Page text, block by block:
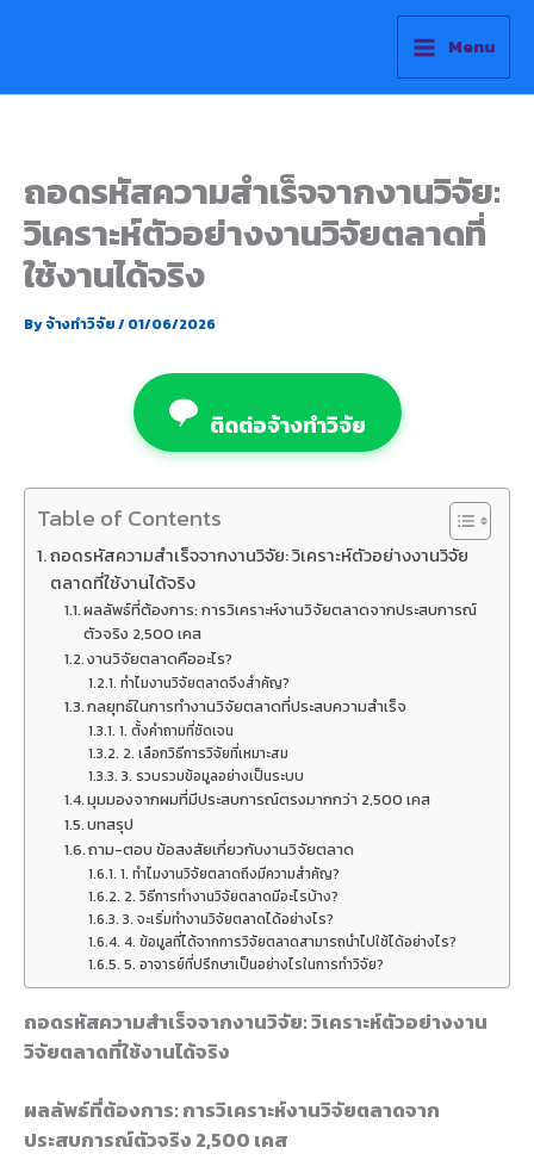
Menu
ถอดรหัสความสำเร็จจากงานวิจัย:
วิเคราะห์ตัวอย่างงานวิจัยตลาดที่
ใช้งานได้จริง
Byจ้างทำวิจัย/01/06/2026
ติดต่อจ้างทำวิจัย
Table of Contents
ถอดรหัสความสำเร็จจากงานวิจัย: วิเคราะห์ตัวอย่างงานวิจัย
ตลาดที่ใช้งานได้จริง
ผลลัพธ์ที่ต้องการ: การวิเคราะห์งานวิจัยตลาดจากประสบการณ์
ตัวจริง 2,500 เคส
งานวิจัยตลาดคืออะไร?
ทำไมงานวิจัยตลาดจึงสำคัญ?
กลยุทธ์ในการทำงานวิจัยตลาดที่ประสบความสำเร็จ
1. ตั้งคำถามที่ชัดเจน
2. เลือกวิธีการวิจัยที่เหมาะสม
3. รวบรวมข้อมูลอย่างเป็นระบบ
มุมมองจากผมที่มีประสบการณ์ตรงมากกว่า 2,500 เคส
บทสรุป
ถาม-ตอบ ข้อสงสัยเกี่ยวกับงานวิจัยตลาด
1. ทำไมงานวิจัยตลาดถึงมีความสำคัญ?
2. วิธีการทำงานวิจัยตลาดมีอะไรบ้าง?
3. จะเริ่มทำงานวิจัยตลาดได้อย่างไร?
4. ข้อมูลที่ได้จากการวิจัยตลาดสามารถนำไปใช้ได้อย่างไร?
5. อาจารย์ที่ปรึกษาเป็นอย่างไรในการทำวิจัย?
ถอดรหัสความสำเร็จจากงานวิจัย: วิเคราะห์ตัวอย่างงาน
วิจัยตลาดที่ใช้งานได้จริง
ผลลัพธ์ที่ต้องการ: การวิเคราะห์งานวิจัยตลาดจาก
ประสบการณ์ตัวจริง 2,500 เคส